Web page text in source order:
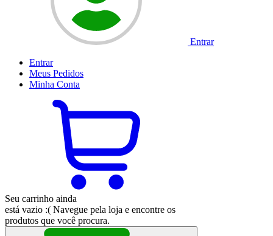
Entrar
Entrar
Meus Pedidos
Minha Conta
Seu carrinho ainda
está vazio :( Navegue pela loja e encontre os
produtos que você procura.